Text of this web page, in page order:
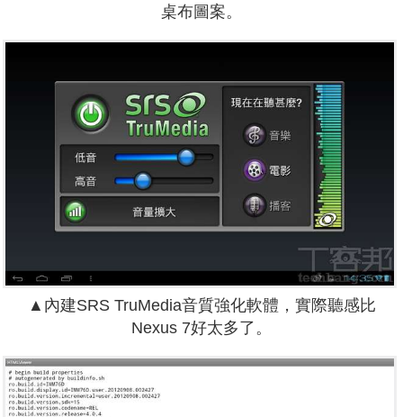
桌布圖案。
▲內建SRS TruMedia音質強化軟體，實際聽感比
Nexus 7好太多了。